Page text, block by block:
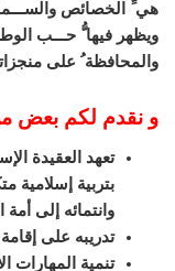
هي ِّ الخصائص
ويظهر فيها ُّ حـــب
والمحافظة ُ على
و نقدم لكم بعض
تعهد العقيدة
بتربية إسلامية
وانتمائه إلى أمة
تدريبه على
تنمية المهارات